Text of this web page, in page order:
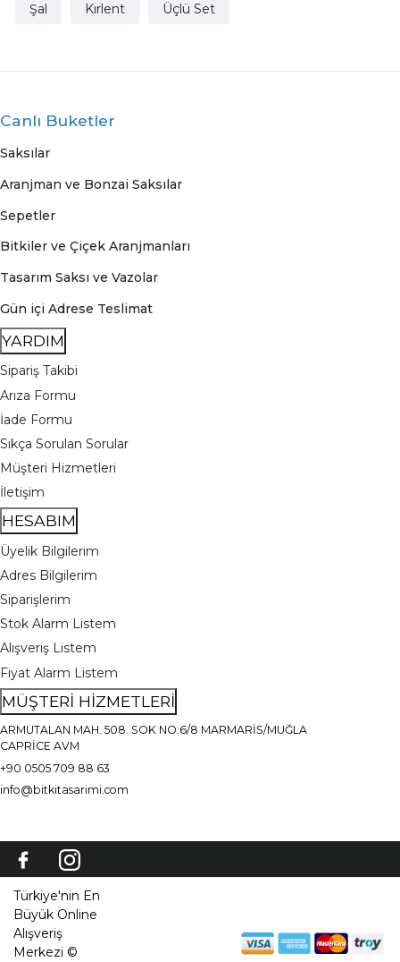
Şal Kırlent Üçlü Set
Canlı Buketler
Saksılar
Aranjman ve Bonzai Saksılar
Sepetler
Bitkiler ve Çiçek Aranjmanları
Tasarım Saksı ve Vazolar
Gün içi Adrese Teslimat
YARDIM
Sipariş Takibi
Arıza Formu
İade Formu
Sıkça Sorulan Sorular
Müşteri Hizmetleri
İletişim
HESABIM
Üyelik Bilgilerim
Adres Bilgilerim
Siparişlerim
Stok Alarm Listem
Alışveriş Listem
Fiyat Alarm Listem
MÜŞTERİ HİZMETLERİ
ARMUTALAN MAH. 508. SOK NO:6/8 MARMARİS/MUĞLA
CAPRİCE AVM
+90 0505 709 88 63
info@bitkitasarimi.com
Türkiye'nin En
Büyük Online
Alışveriş
Merkezi ©